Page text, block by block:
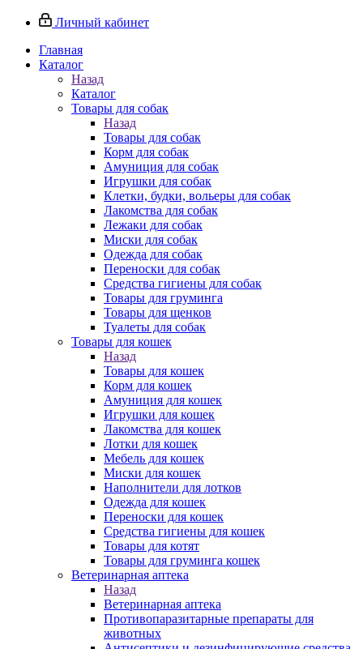
Личный кабинет
Главная
Каталог
Назад
Каталог
Товары для собак
Назад
Товары для собак
Корм для собак
Амуниция для собак
Игрушки для собак
Клетки, будки, вольеры для собак
Лакомства для собак
Лежаки для собак
Миски для собак
Одежда для собак
Переноски для собак
Средства гигиены для собак
Товары для груминга
Товары для щенков
Туалеты для собак
Товары для кошек
Назад
Товары для кошек
Корм для кошек
Амуниция для кошек
Игрушки для кошек
Лакомства для кошек
Лотки для кошек
Мебель для кошек
Миски для кошек
Наполнители для лотков
Одежда для кошек
Переноски для кошек
Средства гигиены для кошек
Товары для котят
Товары для груминга кошек
Ветеринарная аптека
Назад
Ветеринарная аптека
Противопаразитарные препараты для
животных